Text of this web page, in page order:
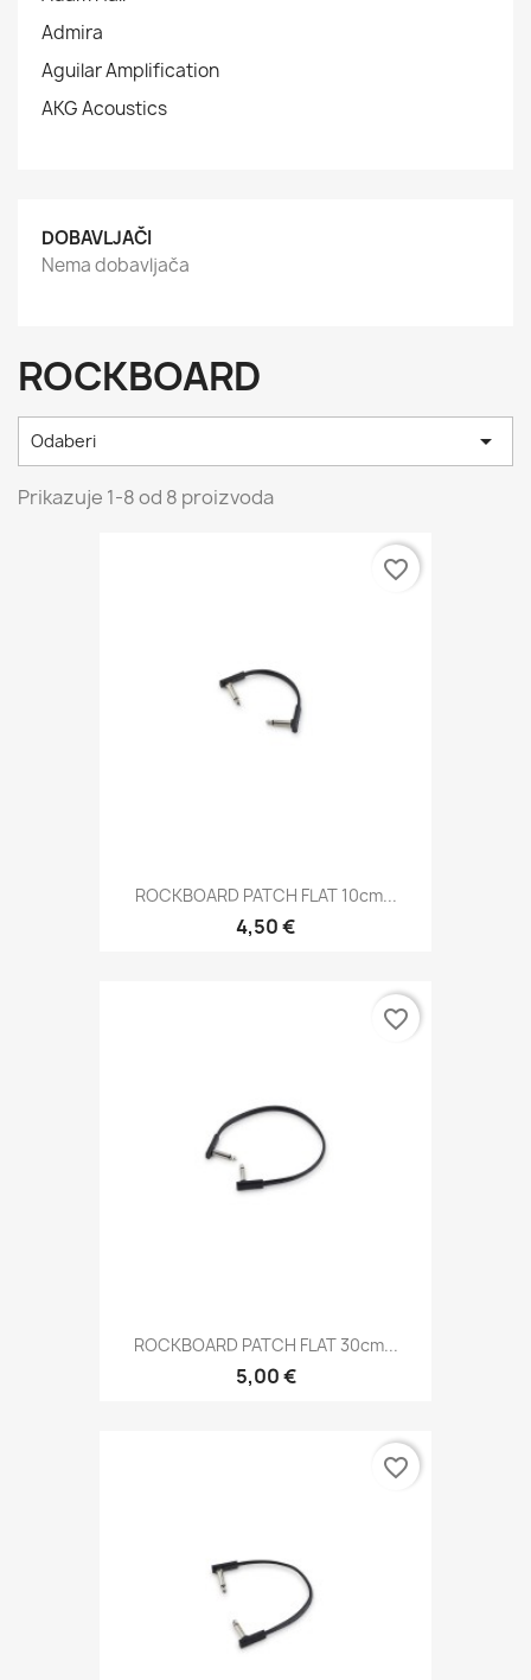
Admira
Aguilar Amplification
AKG Acoustics
DOBAVLJAČI
Nema dobavljača
ROCKBOARD
Odaberi 
Prikazuje 1-8 od 8 proizvoda
ROCKBOARD PATCH FLAT 10cm...
4,50 €
favorite_border
ROCKBOARD PATCH FLAT 30cm...
5,00 €
favorite_border
favorite_border